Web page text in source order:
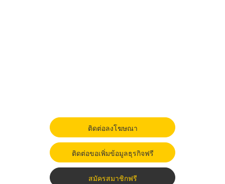
ติดต่อลงโฆษณา
ติดต่อขอเพิ่มข้อมูลธุรกิจฟรี
สมัครสมาชิกฟรี